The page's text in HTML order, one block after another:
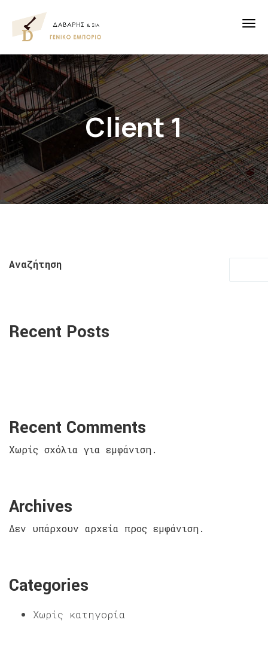
Client 1
Αναζήτηση
Recent Posts
Recent Comments
Χωρίς σχόλια για εμφάνιση.
Archives
Δεν υπάρχουν αρχεία προς εμφάνιση.
Categories
Χωρίς κατηγορία